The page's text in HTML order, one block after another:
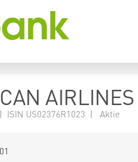
ISIN US02376R1023 | Aktie